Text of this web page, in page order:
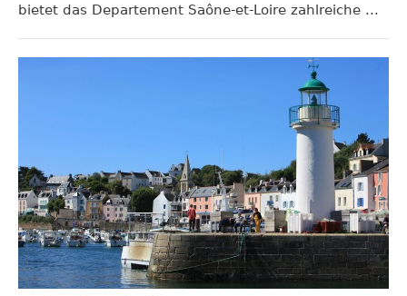
bietet das Departement Saône-et-Loire zahlreiche ...